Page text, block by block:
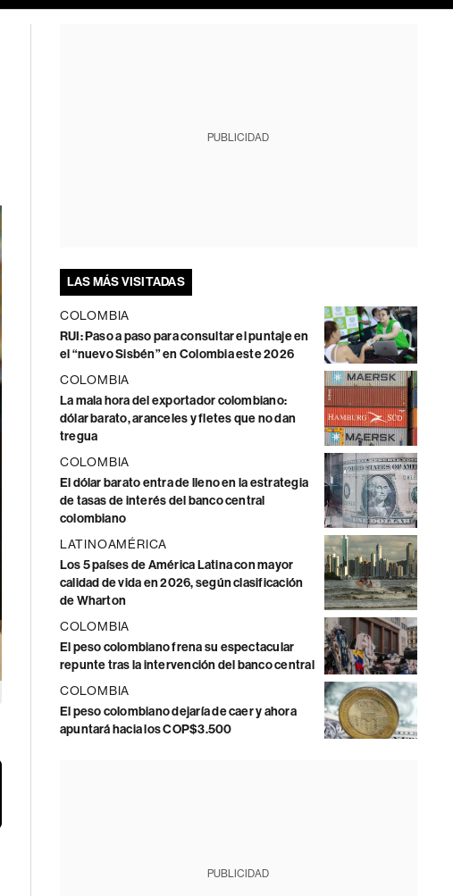
PUBLICIDAD
LAS MÁS VISITADAS
COLOMBIA
RUI: Paso a paso para consultar el puntaje en
el “nuevo Sisbén” en Colombia este 2026
COLOMBIA
La mala hora del exportador colombiano:
dólar barato, aranceles y fletes que no dan
tregua
COLOMBIA
El dólar barato entra de lleno en la estrategia
de tasas de interés del banco central
colombiano
LATINOAMÉRICA
Los 5 países de América Latina con mayor
calidad de vida en 2026, según clasificación
de Wharton
COLOMBIA
El peso colombiano frena su espectacular
repunte tras la intervención del banco central
COLOMBIA
El peso colombiano dejaría de caer y ahora
apuntará hacia los COP$3.500
PUBLICIDAD